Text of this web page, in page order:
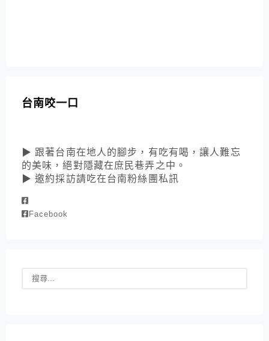
台南咬一口
▶ 跟著台南在地人的腳步，有吃有喝，讓人難忘
的美味，絕對隱藏在庶民巷弄之中。
▶ 邀約採訪請吃在台南粉絲團私訊
Facebook